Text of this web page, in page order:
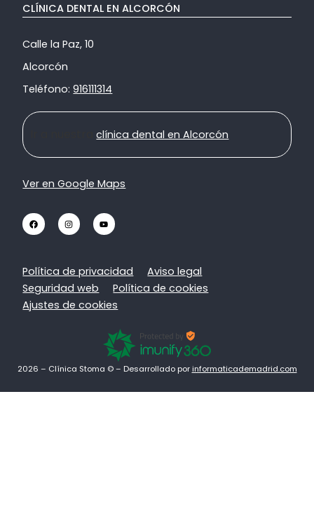
CLÍNICA DENTAL EN ALCORCÓN
Calle la Paz, 10
Alcorcón
Teléfono:916111314
Ir a nuestraclínica dental en Alcorcón
Ver en Google Maps
Política de privacidad
Aviso legal
Seguridad web
Política de cookies
Ajustes de cookies
2026 – Clínica Stoma © – Desarrollado porinformaticademadrid.com